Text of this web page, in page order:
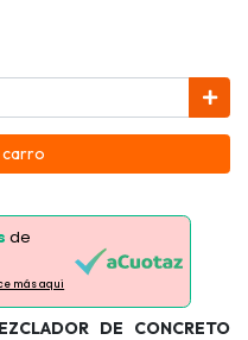
carro
de
más aqui
DE CONCRETO